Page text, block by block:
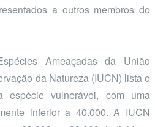
a outros membros do
Ameaçadas da União
da Natureza (IUCN) lista o
espécie vulnerável, com uma
inferior a 40.000. A IUCN